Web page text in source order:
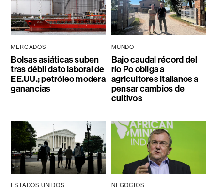
MERCADOS
Bolsas asiáticas suben
tras débil dato laboral de
EE.UU.; petróleo modera
ganancias
MUNDO
Bajo caudal récord del
río Po obliga a
agricultores italianos a
pensar cambios de
cultivos
ESTADOS UNIDOS NEGOCIOS